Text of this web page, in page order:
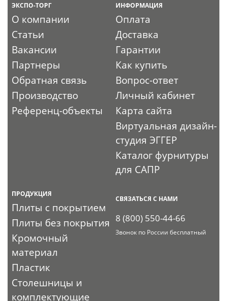
ЭКСПО-ТОРГ
О компании
Статьи
Вакансии
Партнеры
Обратная связь
Производство
Референц-объекты
ИНФОРМАЦИЯ
Оплата
Доставка
Гарантии
Как купить
Вопрос-ответ
Личный кабинет
Карта сайта
Виртуальная дизайн-
студия ЭГГЕР
Каталог фурнитуры
для САПР
ПРОДУКЦИЯ
Плиты с покрытием
Плиты без покрытия
Кромочный
материал
Пластик
Столешницы и
комплектующие
СВЯЗАТЬСЯ С НАМИ
8 (800) 550-44-66
Звонок по России бесплатный